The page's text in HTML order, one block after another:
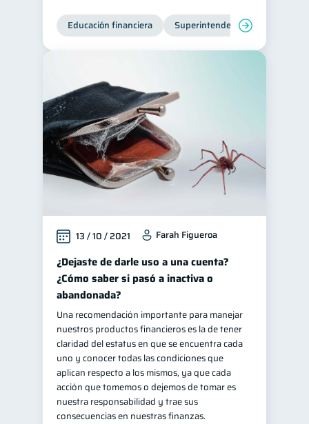
Educación financiera Superintendencia de Bancos
13 / 10 / 2021 Farah Figueroa
¿Dejaste de darle uso a una cuenta?
¿Cómo saber si pasó a inactiva o
abandonada?
Una recomendación importante para manejar
nuestros productos financieros es la de tener
claridad del estatus en que se encuentra cada
uno y conocer todas las condiciones que
aplican respecto a los mismos, ya que cada
acción que tomemos o dejemos de tomar es
nuestra responsabilidad y trae sus
consecuencias en nuestras finanzas.